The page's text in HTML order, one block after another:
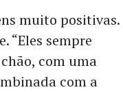
muito positivas.
“Eles sempre
com uma
com a